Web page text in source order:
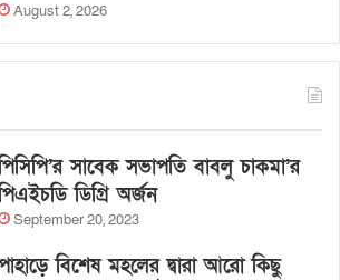
August 2, 2026
সাবেক সভাপতি বাবলু চাকমা’র
ডিগ্রি অর্জন
September 20, 2023
বিশেষ মহলের দ্বারা আরো কিছু